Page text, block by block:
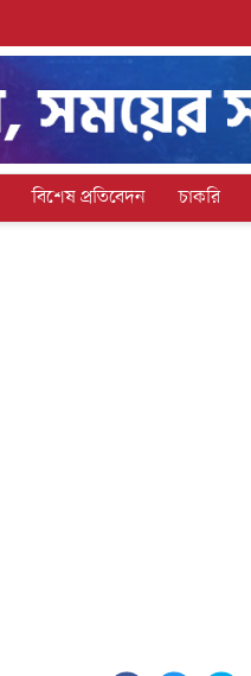
বিশেষ প্রতিবেদন চাকরি